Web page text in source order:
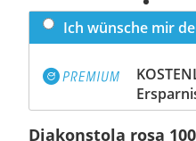
Ich wünsche mir
Diakonstola rosa